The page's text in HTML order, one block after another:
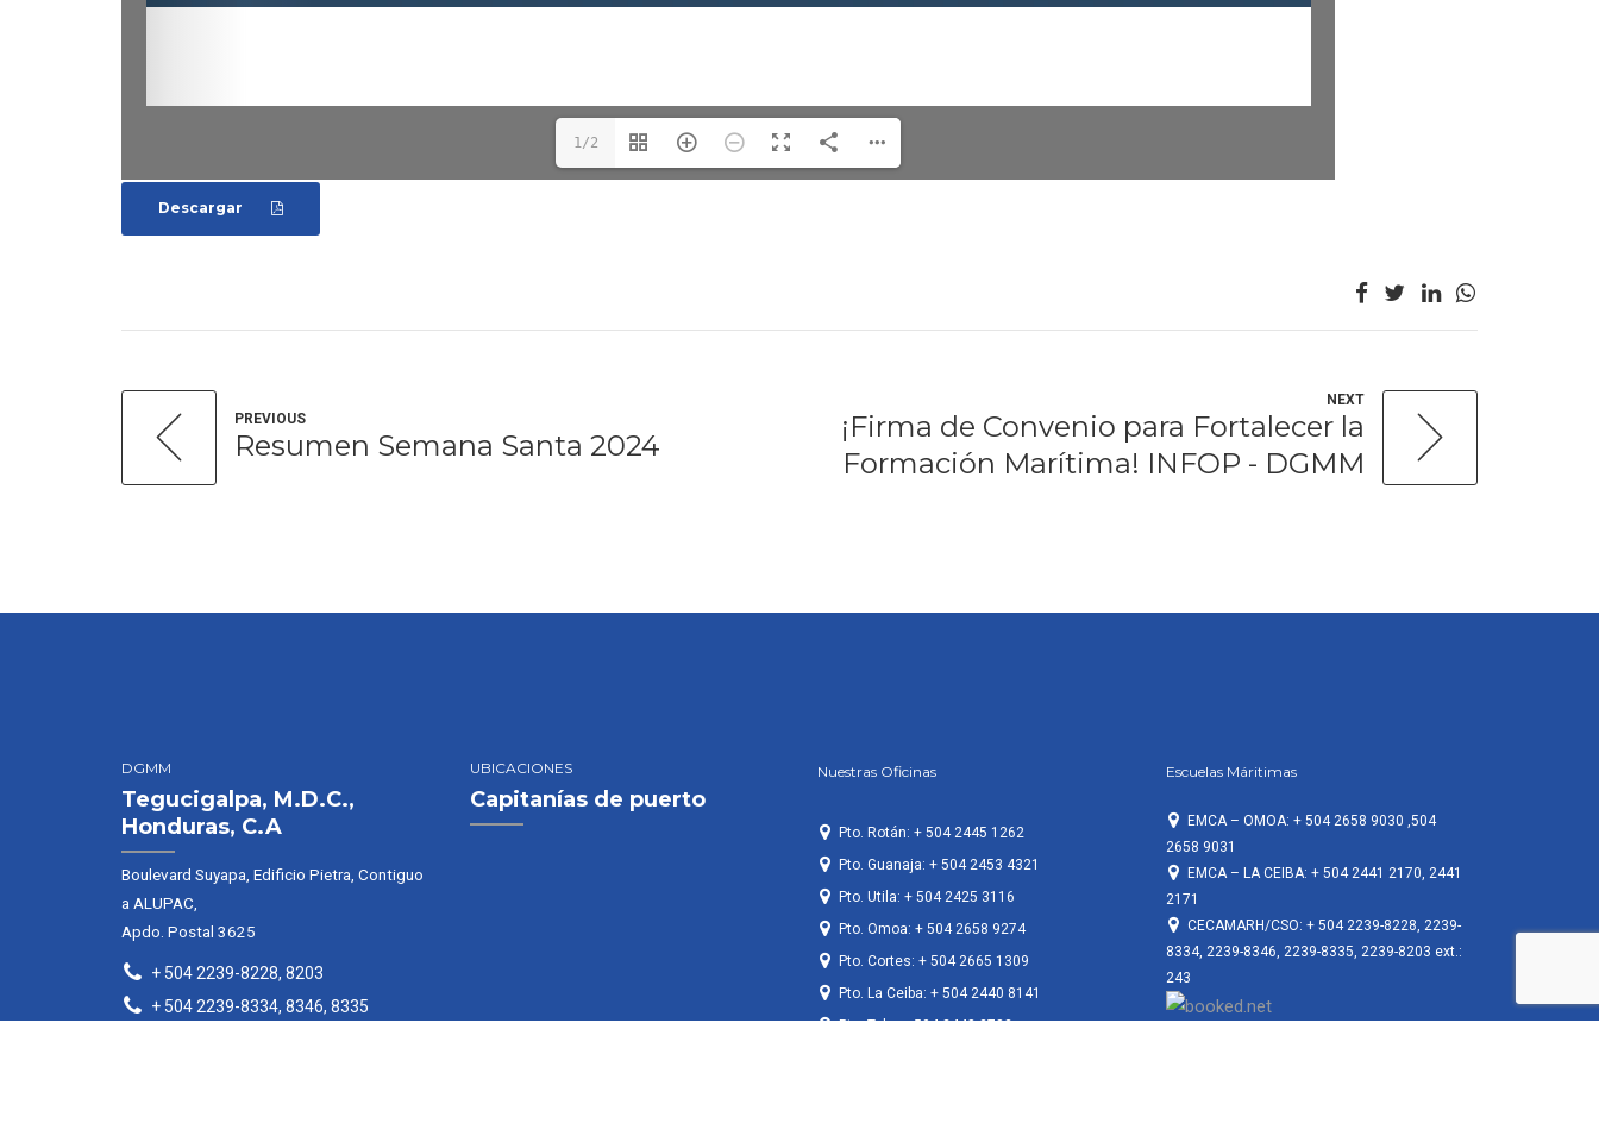
1/2
Descargar
PREVIOUS
Resumen Semana Santa 2024
NEXT
¡Firma de Convenio para Fortalecer la
Formación Marítima! INFOP - DGMM
DGMM
Tegucigalpa, M.D.C.,
Honduras, C.A
Boulevard Suyapa, Edificio Pietra, Contiguo
a ALUPAC,
Apdo. Postal 3625
+ 504 2239-8228, 8203
+ 504 2239-8334, 8346, 8335
UBICACIONES
Capitanías de puerto
Nuestras Oficinas
Pto. Rotán: + 504 2445 1262
Pto. Guanaja: + 504 2453 4321
Pto. Utila: + 504 2425 3116
Pto. Omoa: + 504 2658 9274
Pto. Cortes: + 504 2665 1309
Pto. La Ceiba: + 504 2440 8141
Pto. Tela: + 504 2448 2782
Escuelas Máritimas
EMCA – OMOA: + 504 2658 9030 ,504
2658 9031
EMCA – LA CEIBA: + 504 2441 2170, 2441
2171
CECAMARH/CSO: + 504 2239-8228, 2239-
8334, 2239-8346, 2239-8335, 2239-8203 ext.:
243